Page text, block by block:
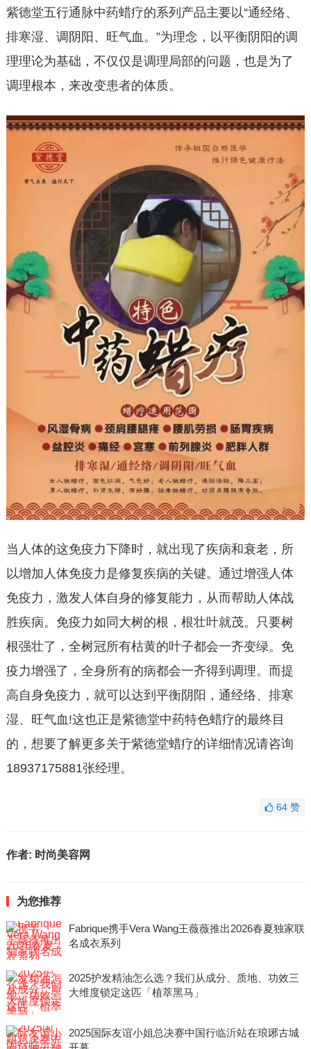
紫德堂五行通脉中药蜡疗的系列产品主要以“通经络、
排寒湿、调阴阳、旺气血。”为理念，以平衡阴阳的调
理理论为基础，不仅仅是调理局部的问题，也是为了
调理根本，来改变患者的体质。
当人体的这免疫力下降时，就出现了疾病和衰老，所
以增加人体免疫力是修复疾病的关键。通过增强人体
免疫力，激发人体自身的修复能力，从而帮助人体战
胜疾病。免疫力如同大树的根，根壮叶就茂。只要树
根强壮了，全树冠所有枯黄的叶子都会一齐变绿。免
疫力增强了，全身所有的病都会一齐得到调理。而提
高自身免疫力，就可以达到平衡阴阳，通经络、排寒
湿、旺气血!这也正是紫德堂中药特色蜡疗的最终目
的，想要了解更多关于紫德堂蜡疗的详细情况请咨询
18937175881张经理。
64赞
作者: 时尚美容网
为您推荐
Fabrique携手Vera Wang王薇薇推出2026春夏独家联
名成衣系列
2025护发精油怎么选？我们从成分、质地、功效三
大维度锁定这匹「植萃黑马」
2025国际友谊小姐总决赛中国行临沂站在琅琊古城